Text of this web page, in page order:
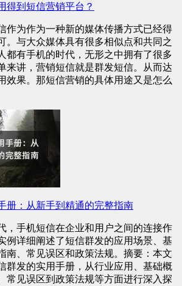
得到短信营销平台？
作为作为一种新的媒体传播方式已经得
。与大众媒体具有很多相似点和共同之
都有手机的时代，无形之中拥有了很多
来讲，营销短信就是群发短信。从而达
效果。那短信营销的具体用途又是怎么
册：从新手到精通的完整指南
，手机短信在企业和用户之间的连接作
例详细阐述了短信群发的应用场景、基
南、常见误区和政策法规。摘要：本文
群发的实用手册，从行业应用、基础概
常见误区到政策法规等方面进行深入探